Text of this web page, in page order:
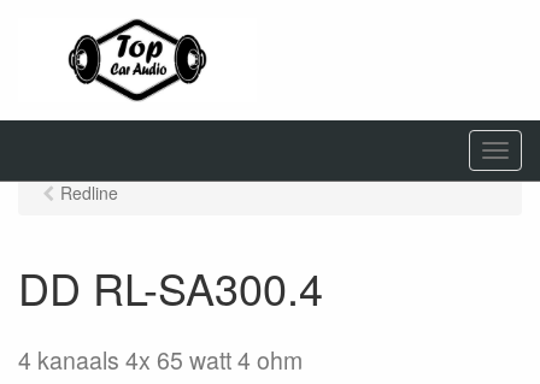
M
e
Redline
DD RL-SA300.4
4 kanaals 4x 65 watt 4 ohm